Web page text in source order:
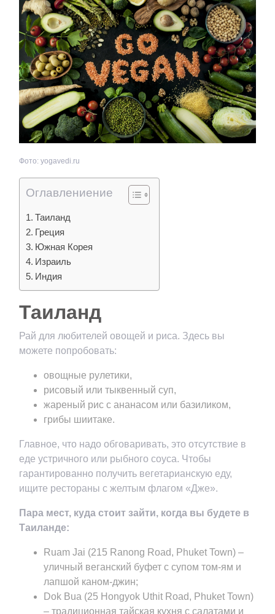
Фото: yogavedi.ru
Оглавлениение
Таиланд
Греция
Южная Корея
Израиль
Индия
Таиланд
Рай для любителей овощей и риса. Здесь вы
можете попробовать:
овощные рулетики,
рисовый или тыквенный суп,
жареный рис с ананасом или базиликом,
грибы шиитаке.
Главное, что надо обговаривать, это отсутствие в
еде устричного или рыбного соуса. Чтобы
гарантированно получить вегетарианскую еду,
ищите рестораны с желтым флагом «Дже».
Пара мест, куда стоит зайти, когда вы будете в
Таиланде:
Ruam Jai (215 Ranong Road, Phuket Town) –
уличный веганский буфет с супом том-ям и
лапшой каном-джин;
Dok Bua (25 Hongyok Uthit Road, Phuket Town)
– традиционная тайская кухня с салатами и